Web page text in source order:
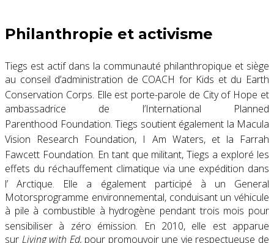
Philanthropie et activisme
Tiegs est actif dans la communauté philanthropique et siège
au conseil d’administration de COACH for Kids et du Earth
Conservation Corps. Elle est porte-parole de City of Hope et
ambassadrice de l’International Planned
Parenthood Foundation. Tiegs soutient également la Macula
Vision Research Foundation, I Am Waters, et la Farrah
Fawcett Foundation. En tant que militant, Tiegs a exploré les
effets du réchauffement climatique via une expédition dans
l’Arctique. Elle a également participé à un General
Motorsprogramme environnemental, conduisant un véhicule
à pile à combustible à hydrogène pendant trois mois pour
sensibiliser à zéro émission.
En 2010, elle est apparue
sur Living with Ed, pour promouvoir une vie respectueuse de